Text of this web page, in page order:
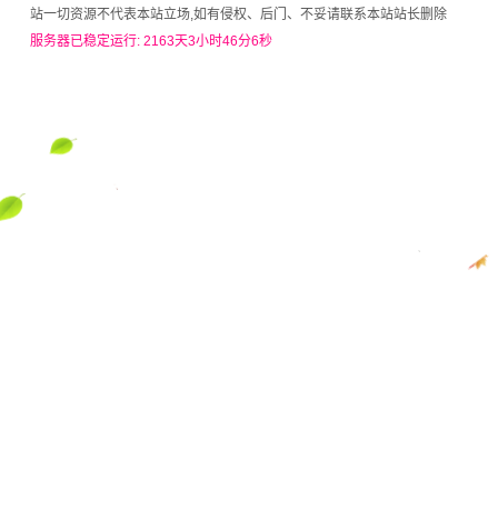
站一切资源不代表本站立场,如有侵权、后门、不妥请联系本站站长删除
服务器已稳定运行: 2163天3小时46分6秒